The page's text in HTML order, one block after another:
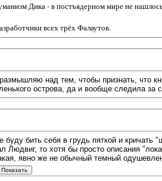
Дика - в постъядерном мире не
всех трёх Фалаутов.
над тем, чтобы признать, что
острова, да и вообще следила
буду бить себя в грудь пяткой и
Людвиг, то хотя бы просто описания
явно же не обычный темный